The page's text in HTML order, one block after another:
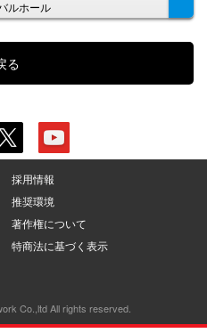
ルホール
る
採用情報
推奨環境
著作権について
特商法に基づく表示
Co.,ltd All rights reserved.